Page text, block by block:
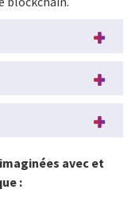
avec et
: